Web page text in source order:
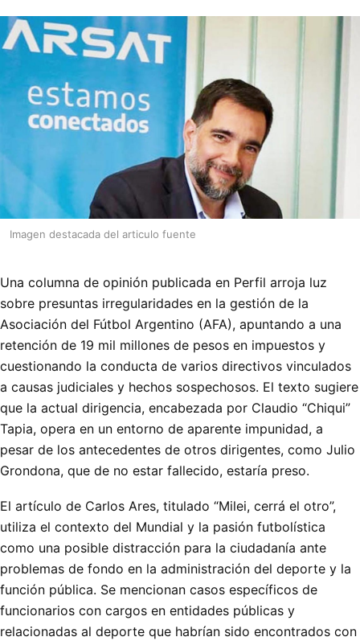
Imagen destacada del articulo fuente
Una columna de opinión publicada en Perfil arroja luz
sobre presuntas irregularidades en la gestión de la
Asociación del Fútbol Argentino (AFA), apuntando a una
retención de 19 mil millones de pesos en impuestos y
cuestionando la conducta de varios directivos vinculados
a causas judiciales y hechos sospechosos. El texto sugiere
que la actual dirigencia, encabezada por Claudio “Chiqui”
Tapia, opera en un entorno de aparente impunidad, a
pesar de los antecedentes de otros dirigentes, como Julio
Grondona, que de no estar fallecido, estaría preso.
El artículo de Carlos Ares, titulado “Milei, cerrá el otro”,
utiliza el contexto del Mundial y la pasión futbolística
como una posible distracción para la ciudadanía ante
problemas de fondo en la administración del deporte y la
función pública. Se mencionan casos específicos de
funcionarios con cargos en entidades públicas y
relacionadas al deporte que habrían sido encontrados con